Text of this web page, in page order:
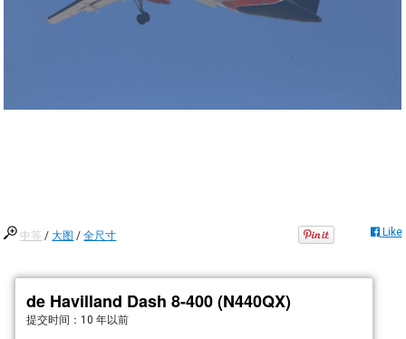
中等 /大图 /全尺寸 Like
de Havilland Dash 8-400 (N440QX)
提交时间： 10 年以前